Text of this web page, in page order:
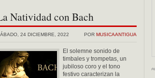
Natividad con Bach
POR MUSICAANTIGUA
24 DICIEMBRE, 2022
El solemne sonido de
timbales y trompetas, un
jubiloso coro y el tono
festivo caracterizan la